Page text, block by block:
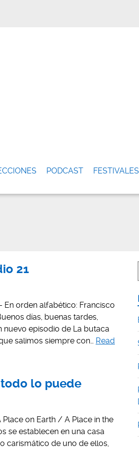
PODCAST FESTIVALES
21
En orden alfabético: Francisco
días, buenas tardes,
nuevo episodio de La butaca
salimos siempre con… Read
todo lo puede
Place on Earth / A Place in the
se establecen en una casa
carismático de uno de ellos,